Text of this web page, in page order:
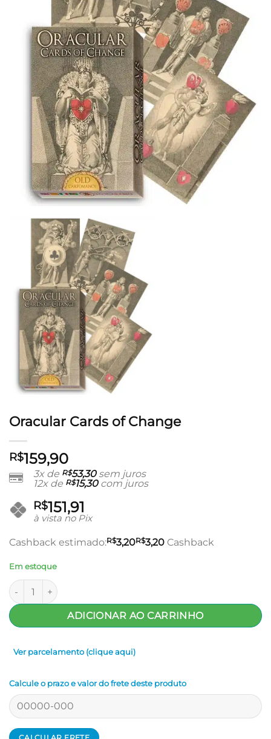
Oracular Cards of Change
R$159,90
3x de R$53,30sem juros
12x de R$15,30com juros
R$151,91
à vista no Pix
Cashback estimado:R$3,20R$3,20 Cashback
Em estoque
Oracular Cards of Change quantidade
ADICIONAR AO CARRINHO
Ver parcelamento (clique aqui)
Calcule o prazo e valor do frete deste produto